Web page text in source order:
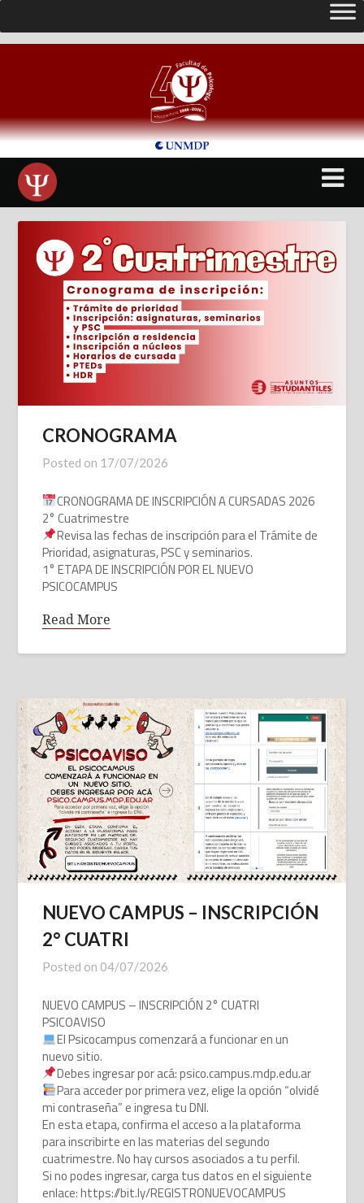
CRONOGRAMA
Posted on 17/07/2026
CRONOGRAMA DE INSCRIPCIÓN A CURSADAS 2026
2° Cuatrimestre
Revisa las fechas de inscripción para el Trámite de
Prioridad, asignaturas, PSC y seminarios.
1° ETAPA DE INSCRIPCIÓN POR EL NUEVO
PSICOCAMPUS
Read More
NUEVO CAMPUS – INSCRIPCIÓN
2° CUATRI
Posted on 04/07/2026
NUEVO CAMPUS – INSCRIPCIÓN 2° CUATRI
PSICOAVISO
El Psicocampus comenzará a funcionar en un
nuevo sitio.
Debes ingresar por acá: psico.campus.mdp.edu.ar
Para acceder por primera vez, elige la opción “olvidé
mi contraseña” e ingresa tu DNI.
En esta etapa, confirma el acceso a la plataforma
para inscribirte en las materias del segundo
cuatrimestre. No hay cursos asociados a tu perfil.
Si no podes ingresar, carga tus datos en el siguiente
enlace: https://bit.ly/REGISTRONUEVOCAMPUS